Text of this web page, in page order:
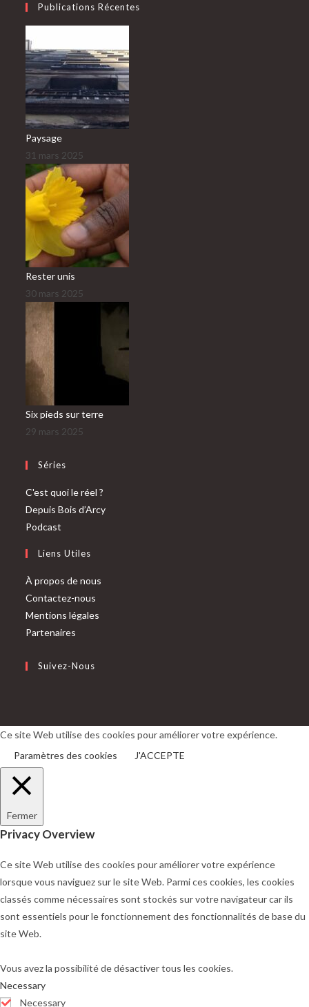
Publications Récentes
Paysage
31 mars 2025
Rester unis
30 mars 2025
Six pieds sur terre
29 mars 2025
Séries
C'est quoi le réel ?
Depuis Bois d’Arcy
Podcast
Liens Utiles
À propos de nous
Contactez-nous
Mentions légales
Partenaires
Suivez-Nous
un
onglet
un
onglet
Ce site Web utilise des cookies pour améliorer votre expérience.
Paramètres des cookies
J'ACCEPTE
Fermer
Privacy Overview
Ce site Web utilise des cookies pour améliorer votre expérience
lorsque vous naviguez sur le site Web. Parmi ces cookies, les cookies
classés comme nécessaires sont stockés sur votre navigateur car ils
sont essentiels pour le fonctionnement des fonctionnalités de base du
site Web.
Vous avez la possibilité de désactiver tous les cookies.
Necessary
Necessary